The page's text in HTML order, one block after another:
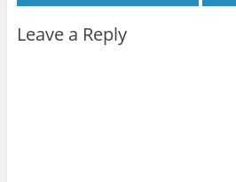
Leave a Reply